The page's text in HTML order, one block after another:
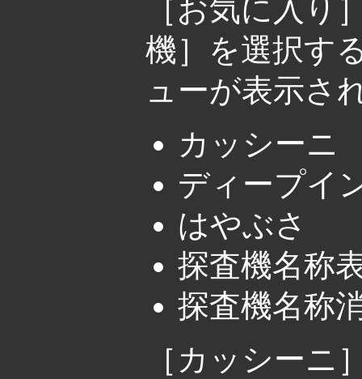
［お気に入り
機］を選択す
ューが表示さ
カッシーニ
ディープイ
はやぶさ
探査機名称
探査機名称
［カッシーニ